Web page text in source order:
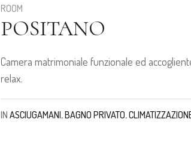
ROOM
POSITANO
Camera matrimoniale funzionale ed
relax.
INASCIUGAMANI,BAGNO PRIVATO,